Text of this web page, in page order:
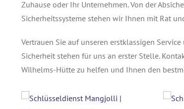
Zuhause oder Ihr Unternehmen. Von der
Sicherheitssysteme stehen wir Ihnen mit Rat
Vertrauen Sie auf unseren erstklassigen
Sicherheit stehen für uns an erster Stelle.
Wilhelms-Hütte zu helfen und Ihnen den